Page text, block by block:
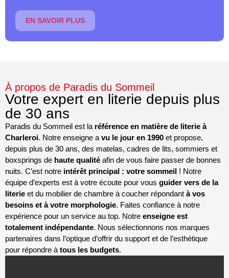
EN SAVOIR PLUS
À propos de Paradis du Sommeil
Votre expert en literie depuis plus
de 30 ans
Paradis du Sommeil est la référence en matière de literie à
Charleroi. Notre enseigne a vu le jour en 1990 et propose,
depuis plus de 30 ans, des matelas, cadres de lits, sommiers et
boxsprings de haute qualité afin de vous faire passer de bonnes
nuits. C’est notre intérêt principal : votre sommeil ! Notre
équipe d’experts est à votre écoute pour vous guider vers de la
literie et du mobilier de chambre à coucher répondant à vos
besoins et à votre morphologie. Faites confiance à notre
expérience pour un service au top. Notre enseigne est
totalement indépendante. Nous sélectionnons nos marques
partenaires dans l’optique d’offrir du support et de l’esthétique
pour répondre à tous les budgets.